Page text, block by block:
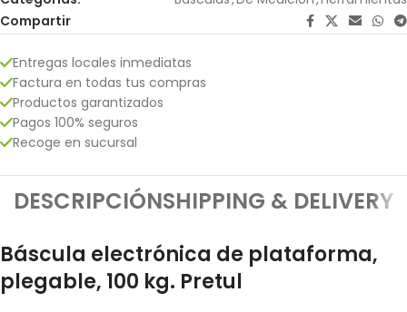
Compartir
Entregas locales inmediatas
Factura en todas tus compras
Productos garantizados
Pagos 100% seguros
Recoge en sucursal
DESCRIPCIÓNSHIPPING & DELIVERY
Báscula electrónica de plataforma,
plegable, 100 kg. Pretul